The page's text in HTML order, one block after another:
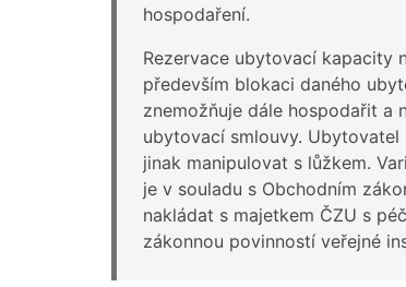
hospodaření.
Rezervace ubytovací kapacity
především blokaci daného
znemožňuje dále hospodařit a
ubytovací smlouvy.
jinak manipulovat s lůžkem.
je v souladu s Obchodním
nakládat s majetkem ČZU s
zákonnou povinností veřejné